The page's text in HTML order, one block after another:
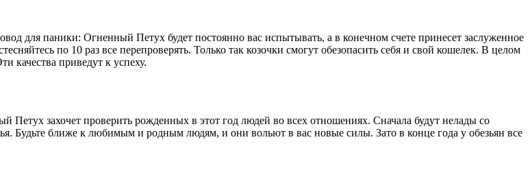
для паники: Огненный Петух будет постоянно вас испытывать, а в конечном счете принесет заслуженное
по 10 раз все перепроверять. Только так козочки смогут обезопасить себя и свой кошелек. В целом
приведут к успеху.
Петух захочет проверить рожденных в этот год людей во всех отношениях. Сначала будут нелады со
Будьте ближе к любимым и родным людям, и они вольют в вас новые силы. Зато в конце года у обезьян все